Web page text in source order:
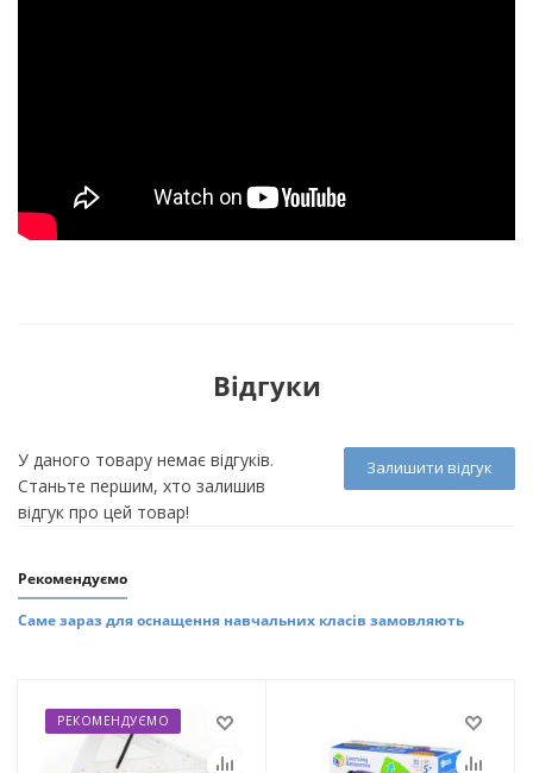
Відгуки
Залишити відгук
У даного товару немає відгуків.
Станьте першим, хто залишив
відгук про цей товар!
Рекомендуємо
Саме зараз для оснащення навчальних класів замовляють
РЕКОМЕНДУЄМО